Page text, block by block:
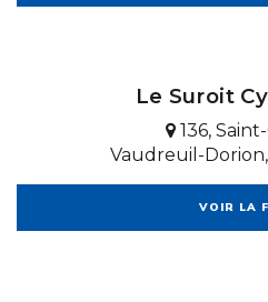
Le Suroit
136,
Vaudreuil-
VOIR LA